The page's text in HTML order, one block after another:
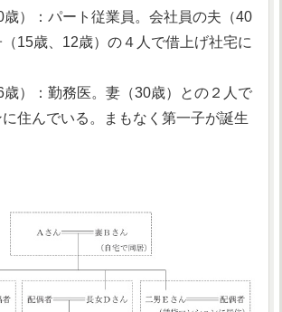
）：パート従業員。会社員の夫（40
15歳、12歳）の４人で借上げ社宅に
歳）：勤務医。妻（30歳）との２人で
住んでいる。まもなく第一子が誕生